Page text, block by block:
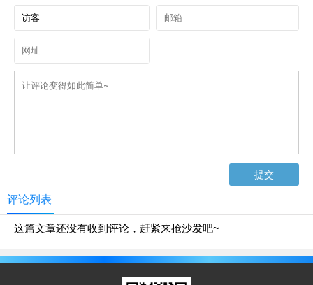
评论列表
这篇文章还没有收到评论，赶紧来抢沙发吧~